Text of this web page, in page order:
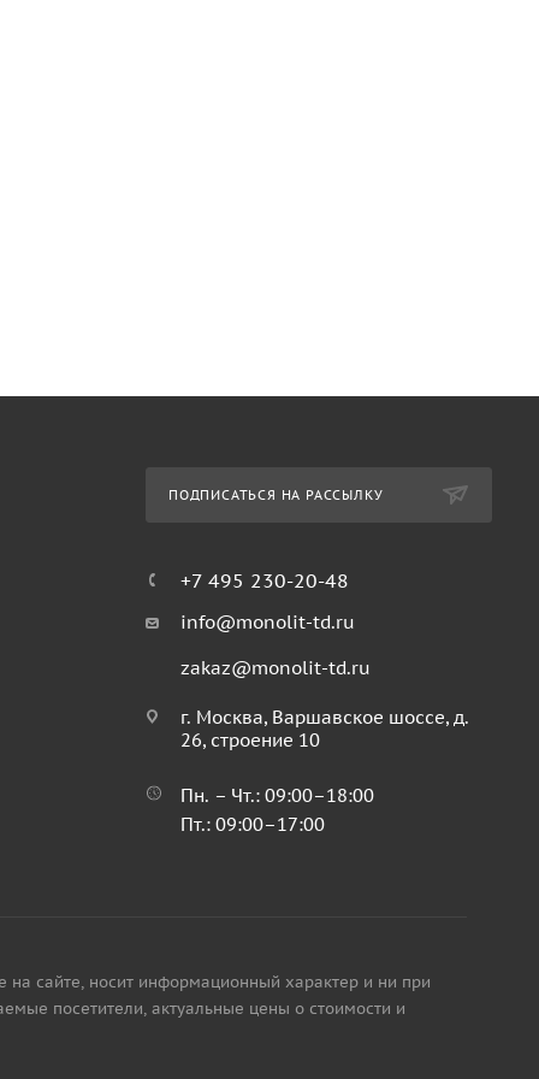
ПОДПИСАТЬСЯ НА РАССЫЛКУ
+7 495 230-20-48
info@monolit-td.ru
zakaz@monolit-td.ru
г. Москва, Варшавское шоссе, д.
26, строение 10
Пн. – Чт.: 09:00–18:00
Пт.: 09:00–17:00
сайте, носит информационный характер и ни при
посетители, актуальные цены о стоимости и